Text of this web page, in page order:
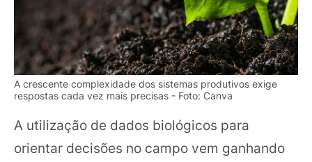
A crescente complexidade dos sistemas produtivos exige
respostas cada vez mais precisas - Foto: Canva
A utilização de dados biológicos para
orientar decisões no campo vem ganhando